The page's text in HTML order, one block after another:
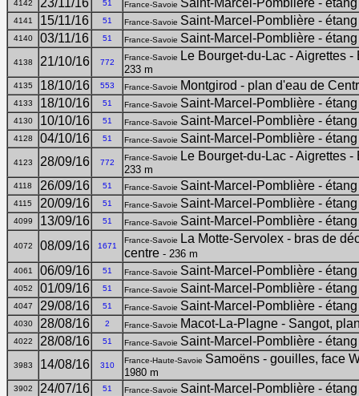
4142 23/11/16 51 France-Savoie Saint-Marcel-Pomblière -
4141 15/11/16 51 France-Savoie Saint-Marcel-Pomblière -
4140 03/11/16 51 France-Savoie Saint-Marcel-Pomblière -
4138 21/10/16 772
France-Savoie Le Bourget-du-Lac - Aigrettes -
233 m
4135 18/10/16 553 France-Savoie Montgirod - plan d'eau de
4133 18/10/16 51 France-Savoie Saint-Marcel-Pomblière -
4130 10/10/16 51 France-Savoie Saint-Marcel-Pomblière -
4128 04/10/16 51 France-Savoie Saint-Marcel-Pomblière -
4123 28/09/16 772
France-Savoie Le Bourget-du-Lac - Aigrettes -
233 m
4118 26/09/16 51 France-Savoie Saint-Marcel-Pomblière -
4115 20/09/16 51 France-Savoie Saint-Marcel-Pomblière -
4099 13/09/16 51 France-Savoie Saint-Marcel-Pomblière -
4072 08/09/16 1671
France-Savoie
La Motte-Servolex - bras de
centre - 236 m
4061 06/09/16 51 France-Savoie Saint-Marcel-Pomblière -
4052 01/09/16 51 France-Savoie Saint-Marcel-Pomblière -
4047 29/08/16 51 France-Savoie Saint-Marcel-Pomblière -
4030 28/08/16 2 France-Savoie Macot-La-Plagne - Sangot,
4022 28/08/16 51 France-Savoie Saint-Marcel-Pomblière -
3983 14/08/16 310
France-Haute-Savoie Samoëns - gouilles, face
1980 m
3902 24/07/16 51 France-Savoie Saint-Marcel-Pomblière -